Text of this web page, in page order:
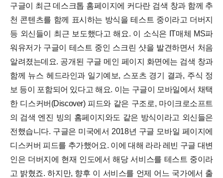
구글이 최근 데스크톱 홈페이지에 커다란 검색 창과 함께 추
천 콘텐츠를 함께 표시하는 방식을 테스트 중이라고 더버지
등 외신들이 최근 보도했다고 해요. 이 소식은 IT매체 MS파
워유저가 구글이 테스트 중인 스크린 샷을 발견하면서 처음
알려졌는데요. 공개된 구글 메인 페이지 화면에는 검색 창과
함께 뉴스 헤드라인과 일기예보, 스포츠 경기 결과, 주식 정
보 등이 포함되어 있다고 해요. 이는 구글이 모바일에서 채택
한 디스커버(Discover) 피드와 같은 구조로, 마이크로소프트
의 검색 엔진 빙의 홈페이지와도 같은 방식이라고 외신들은
전했습니다. 구글은 미국에서 2018년 구글 모바일 페이지에
디스커버 피드를 추가했어요. 이에 대해 라라 레빈 구글 대변
인은 더버지에 현재 인도에서 해당 서비스를 테스트 중이라
고 밝혔죠. 하지만, 향후 이 서비스를 언제 어느 국가에서 출